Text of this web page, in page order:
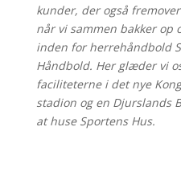
kunder, der også
når vi sammen bakker op
inden for herrehåndbold
Håndbold. Her glæder vi
faciliteterne i det nye
stadion og en Djurslands
at huse Sportens Hus.